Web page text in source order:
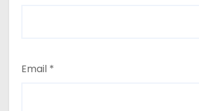
Email *